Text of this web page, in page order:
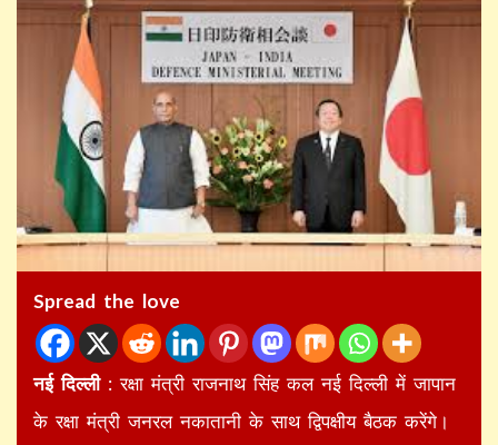
Spread the love
नई दिल्ली: रक्षा मंत्री राजनाथ सिंह कल नई दिल्ली में जापान
के रक्षा मंत्री जनरल नकातानी के साथ द्विपक्षीय बैठक करेंगे।